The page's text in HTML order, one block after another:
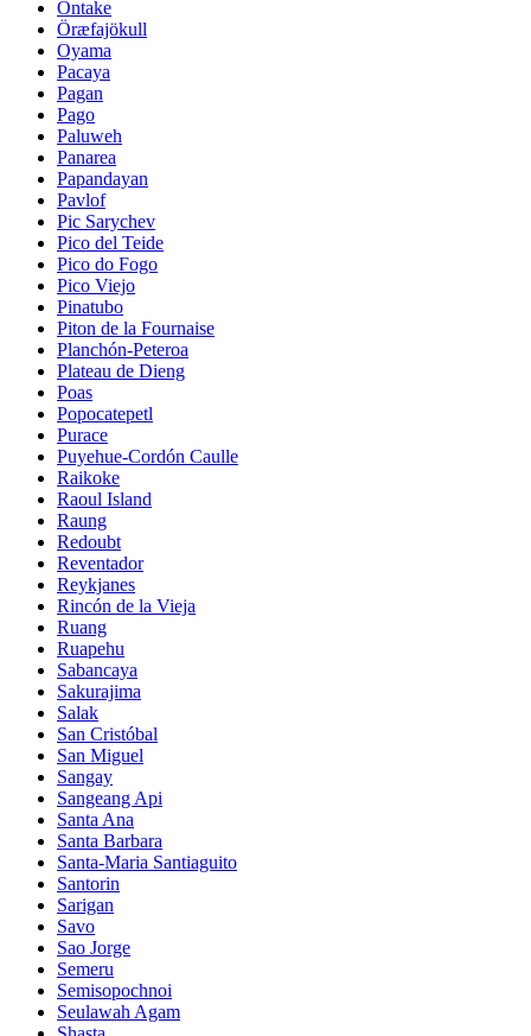
Ontake
Öræfajökull
Oyama
Pacaya
Pagan
Pago
Paluweh
Panarea
Papandayan
Pavlof
Pic Sarychev
Pico del Teide
Pico do Fogo
Pico Viejo
Pinatubo
Piton de la Fournaise
Planchón-Peteroa
Plateau de Dieng
Poas
Popocatepetl
Purace
Puyehue-Cordón Caulle
Raikoke
Raoul Island
Raung
Redoubt
Reventador
Reykjanes
Rincón de la Vieja
Ruang
Ruapehu
Sabancaya
Sakurajima
Salak
San Cristóbal
San Miguel
Sangay
Sangeang Api
Santa Ana
Santa Barbara
Santa-Maria Santiaguito
Santorin
Sarigan
Savo
Sao Jorge
Semeru
Semisopochnoi
Seulawah Agam